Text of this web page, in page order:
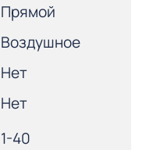
Прямой
Воздушное
Нет
Нет
1-40